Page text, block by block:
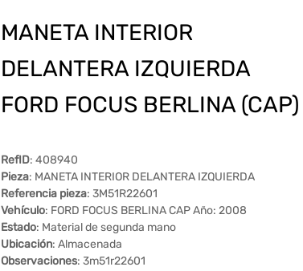
MANETA INTERIOR
DELANTERA IZQUIERDA
FORD FOCUS BERLINA (CAP)
RefID: 408940
Pieza: MANETA INTERIOR DELANTERA IZQUIERDA
Referencia pieza: 3M51R22601
Vehículo: FORD FOCUS BERLINA CAP Año: 2008
Estado: Material de segunda mano
Ubicación: Almacenada
Observaciones: 3m51r22601